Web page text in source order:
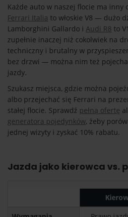
Każde auto w naszej flocie ma inny
Ferrari Italia to włoskie V8 — dużo
Lamborghini Gallardo i Audi R8 to
zupełnie inaczej niż cokolwiek na
techniczny i brutalny w
bez drzwi — można nim też
jazdy.
Szukasz miejsca, gdzie można
albo przejechać się Ferrari na
stałej flocie. Sprawdź pełną ofertę
generatora pojedynków, żeby
jednej wizyty i zyskać 10% rabatu.
Jazda jako kierowca vs.